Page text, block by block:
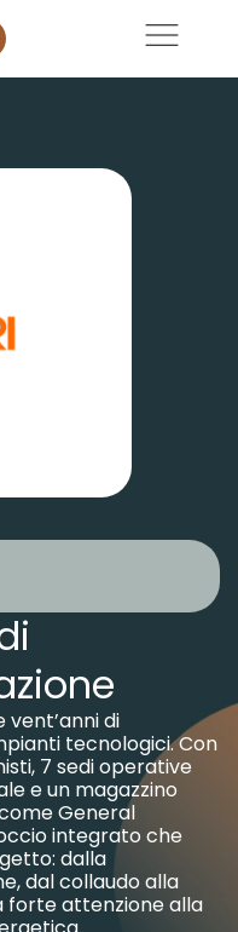
vent’anni di
tecnologici. Con
7 sedi operative
e un magazzino
General
integrato che
dalla
dal collaudo alla
forte attenzione alla